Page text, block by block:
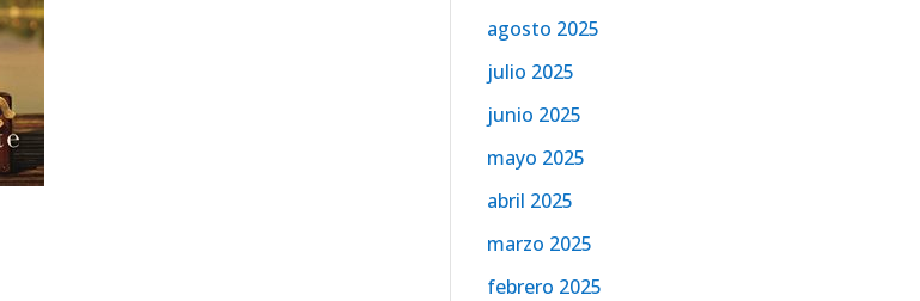
agosto 2025
julio 2025
junio 2025
mayo 2025
abril 2025
marzo 2025
febrero 2025